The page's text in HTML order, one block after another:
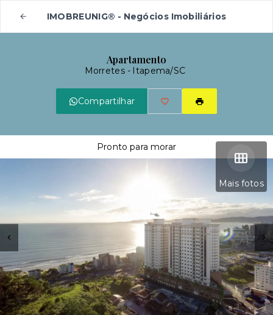
IMOBREUNIG® - Negócios Imobiliários
Apartamento
Morretes - Itapema/SC
Compartilhar
Mais fotos
Pronto para morar